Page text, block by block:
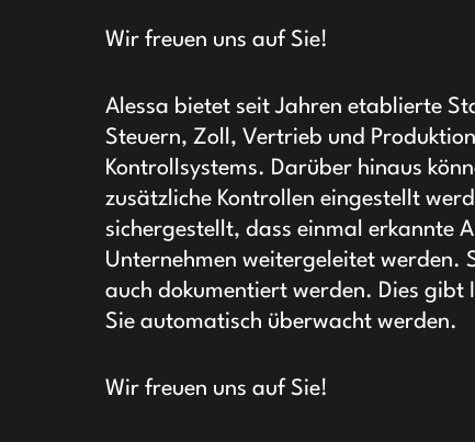
Wir freuen uns auf Sie!
Alessa bietet seit Jahren etablierte
Steuern, Zoll, Vertrieb und
Kontrollsystems. Darüber hinaus
zusätzliche Kontrollen eingestellt
sichergestellt, dass einmal erkannte
Unternehmen weitergeleitet werden.
auch dokumentiert werden. Dies gibt
Sie automatisch überwacht werden.
Wir freuen uns auf Sie!